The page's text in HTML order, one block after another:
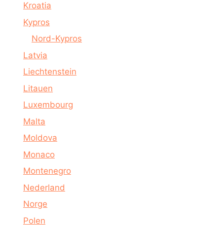
Kroatia
Kypros
Nord-Kypros
Latvia
Liechtenstein
Litauen
Luxembourg
Malta
Moldova
Monaco
Montenegro
Nederland
Norge
Polen